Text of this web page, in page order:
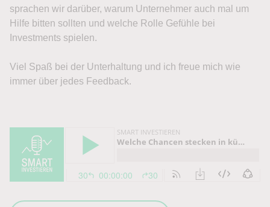
sprachen wir darüber, warum Unternehmer auch mal um
Hilfe bitten sollten und welche Rolle Gefühle bei
Investments spielen.
Viel Spaß bei der Unterhaltung und ich freue mich wie
immer über jedes Feedback.